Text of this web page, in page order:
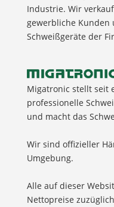
Industrie. Wir
gewerbliche Kunden
Schweißgeräte der
Migatronic stellt seit
professionelle
und macht das
Wir sind offizieller
Umgebung.
Alle auf dieser
Nettopreise